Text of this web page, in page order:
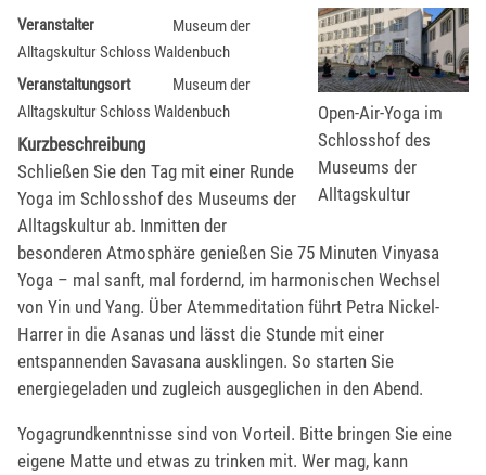
Open-Air-Yoga im
Schlosshof des
Museums der
Alltagskultur
Veranstalter
Museum der
Alltagskultur Schloss Waldenbuch
Veranstaltungsort
Museum der
Alltagskultur Schloss Waldenbuch
Kurzbeschreibung
Schließen Sie den Tag mit einer Runde
Yoga im Schlosshof des Museums der
Alltagskultur ab. Inmitten der
besonderen Atmosphäre genießen Sie 75 Minuten Vinyasa
Yoga – mal sanft, mal fordernd, im harmonischen Wechsel
von Yin und Yang. Über Atemmeditation führt Petra Nickel-
Harrer in die Asanas und lässt die Stunde mit einer
entspannenden Savasana ausklingen. So starten Sie
energiegeladen und zugleich ausgeglichen in den Abend.
Yogagrundkenntnisse sind von Vorteil. Bitte bringen Sie eine
eigene Matte und etwas zu trinken mit. Wer mag, kann